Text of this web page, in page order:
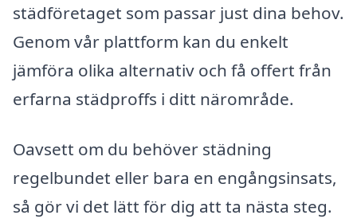
städföretaget som passar just dina behov.
Genom vår plattform kan du enkelt
jämföra olika alternativ och få offert från
erfarna städproffs i ditt närområde.
Oavsett om du behöver städning
regelbundet eller bara en engångsinsats,
så gör vi det lätt för dig att ta nästa steg.